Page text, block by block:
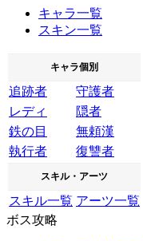
キャラ一覧
スキン一覧
キャラ個別
追跡者
守護者
レディ
隠者
鉄の目
無頼漢
執行者
復讐者
スキル・アーツ
スキル一覧 アーツ一覧
ボス攻略